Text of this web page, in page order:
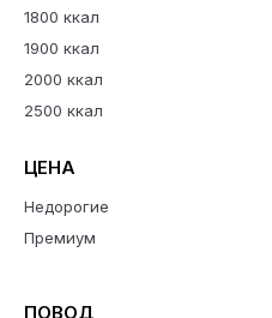
1800 ккал
1900 ккал
2000 ккал
2500 ккал
ЦЕНА
Недорогие
Премиум
ПОВОД